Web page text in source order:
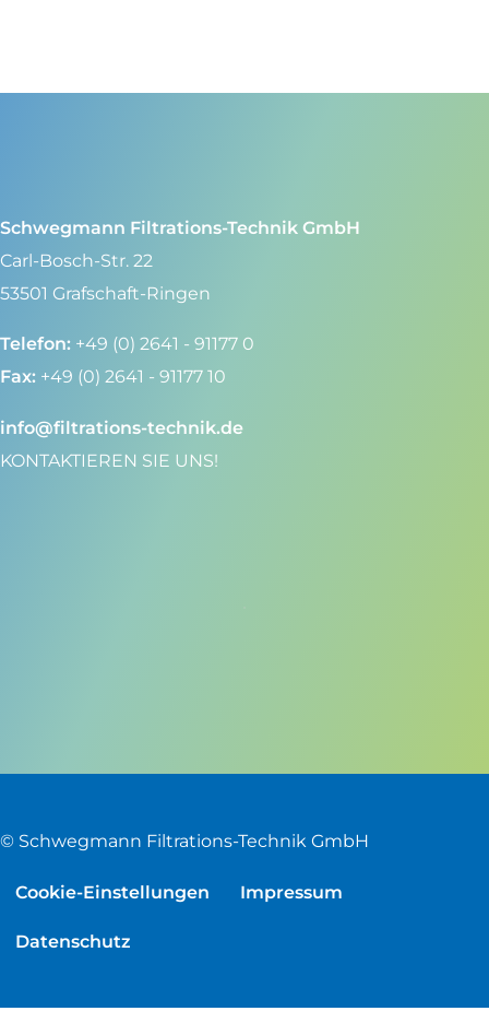
Schwegmann Filtrations-Technik GmbH
Carl-Bosch-Str. 22
53501 Grafschaft-Ringen
Telefon: +49 (0) 2641 - 91177 0
Fax: +49 (0) 2641 - 91177 10
info@filtrations-technik.de
KONTAKTIEREN SIE UNS!
© Schwegmann Filtrations-Technik GmbH
Cookie-Einstellungen Impressum
Datenschutz